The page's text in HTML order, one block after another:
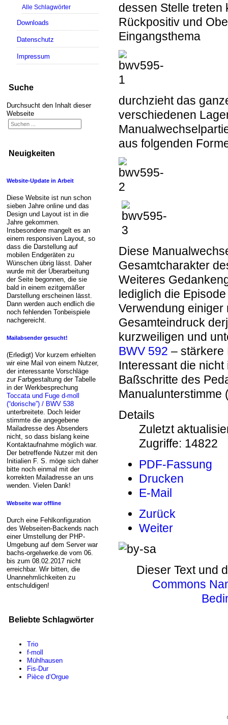
Alle Schlagwörter
Downloads
Datenschutz
Impressum
Suche
Durchsucht den Inhalt dieser
Webseite
Neuigkeiten
Website-Update in Arbeit
Diese Website ist nun schon
sieben Jahre online und das
Design und Layout ist in die
Jahre gekommen.
Insbesondere mangelt es an
einem responsiven Layout, so
dass die Darstellung auf
mobilen Endgeräten zu
Wünschen übrig lässt. Daher
wurde mit der Überarbeitung
der Seite begonnen, die sie
bald in einem ezitgemäßer
Darstellung erscheinen lässt.
Dann werden auch endlich die
noch fehlenden Tonbeispiele
nachgereicht.
Mailabsender gesucht!
(Erledigt) Vor kurzem erhielten
wir eine Mail von einem Nutzer,
der interessante Vorschläge
zur Farbgestaltung der Tabelle
in der Werkbesprechung
Toccata und Fuge d-moll
(“dorische”) / BWV 538
unterbreitete. Doch leider
stimmte die angegebene
Mailadresse des Absenders
nicht, so dass bislang keine
Kontaktaufnahme möglich war.
Der betreffende Nutzer mit den
Initialien F. S. möge sich daher
bitte noch einmal mit der
korrekten Mailadresse an uns
wenden. Vielen Dank!
Webseite war offline
Durch eine Fehlkonfiguration
des Webseiten-Backends nach
einer Umstellung der PHP-
Umgebung auf dem Server war
bachs-orgelwerke.de vom 06.
bis zum 08.02.2017 nicht
erreichbar. Wir bitten, die
Unannehmlichkeiten zu
entschuldigen!
Beliebte Schlagwörter
Trio
f-moll
Mühlhausen
Fis-Dur
Pièce d‘Orgue
dessen Stelle treten
Rückpositiv und
Eingangsthema
durchzieht das
verschiedenen
aus folgenden
Diese
Gesamtcharakter
Weiteres
lediglich die
Verwendung einiger
Gesamteindruck
kurzweiligen und
BWV 592 – stärkere
Interessant die
Baßschritte des
Manualunterstimme
Details
Zuletzt
Zugriffe: 14822
PDF-Fassung
Drucken
E-Mail
Zurück
Weiter
Dieser Text und
Commons